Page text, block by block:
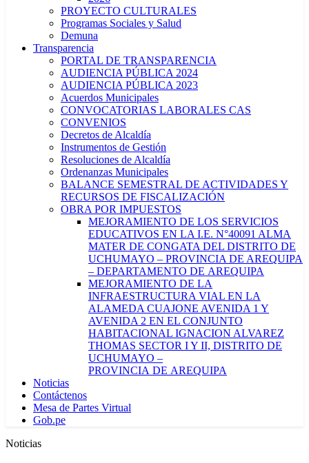
PROYECTO CULTURALES
Programas Sociales y Salud
Demuna
Transparencia
PORTAL DE TRANSPARENCIA
AUDIENCIA PÚBLICA 2024
AUDIENCIA PÚBLICA 2023
Acuerdos Municipales
CONVOCATORIAS LABORALES CAS
CONVENIOS
Decretos de Alcaldía
Instrumentos de Gestión
Resoluciones de Alcaldía
Ordenanzas Municipales
BALANCE SEMESTRAL DE ACTIVIDADES Y
RECURSOS DE FISCALIZACIÓN
OBRA POR IMPUESTOS
MEJORAMIENTO DE LOS SERVICIOS
EDUCATIVOS EN LA I.E. N°40091 ALMA
MATER DE CONGATA DEL DISTRITO DE
UCHUMAYO – PROVINCIA DE AREQUIPA
– DEPARTAMENTO DE AREQUIPA
MEJORAMIENTO DE LA
INFRAESTRUCTURA VIAL EN LA
ALAMEDA CUAJONE AVENIDA 1 Y
AVENIDA 2 EN EL CONJUNTO
HABITACIONAL IGNACION ALVAREZ
THOMAS SECTOR I Y II, DISTRITO DE
UCHUMAYO –
PROVINCIA DE AREQUIPA
Noticias
Contáctenos
Mesa de Partes Virtual
Gob.pe
Noticias